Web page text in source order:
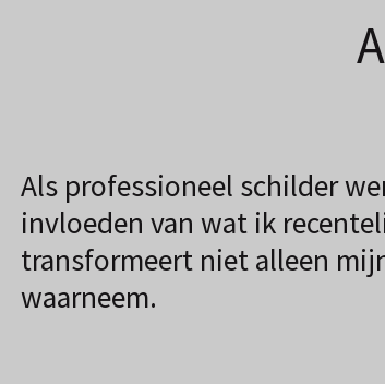
Als professioneel schilder
invloeden van wat ik
transformeert niet alleen
waarneem.